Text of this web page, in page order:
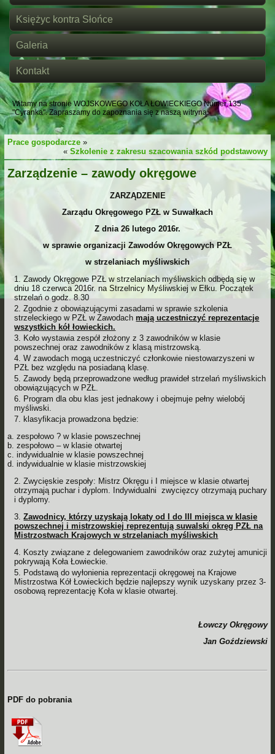
Księżyc kontra Słońce
Galeria
Kontakt
Witamy na stronie WOJSKOWEGO KOŁA ŁOWIECKIEGO Numer 135
"Cyranka". Zapraszamy do zapoznania się z naszą witryną.
Prace gospodarcze »
« Szkolenie z zakresu szacowania szkód podstawowy
Zarządzenie – zawody okręgowe
ZARZĄDZENIE
Zarządu Okręgowego PZŁ w Suwałkach
Z dnia 26 lutego 2016r.
w sprawie organizacji Zawodów Okręgowych PZŁ
w strzelaniach myśliwskich
Zawody Okręgowe PZŁ w strzelaniach myśliwskich odbędą się w
dniu 18 czerwca 2016r. na Strzelnicy Myśliwskiej w Ełku. Początek
strzelań o godz. 8.30
Zgodnie z obowiązującymi zasadami w sprawie szkolenia
strzeleckiego w PZŁ w Zawodachmają uczestniczyć reprezentacje
wszystkich kół łowieckich.
Koło wystawia zespół złożony z 3 zawodników w klasie
powszechnej oraz zawodników z klasą mistrzowską.
W zawodach mogą uczestniczyć członkowie niestowarzyszeni w
PZŁ bez względu na posiadaną klasę.
Zawody będą przeprowadzone według prawideł strzelań myśliwskich
obowiązujących w PZŁ.
Program dla obu klas jest jednakowy i obejmuje pełny wielobój
myśliwski.
klasyfikacja prowadzona będzie:
a. zespołowo ? w klasie powszechnej
b. zespołowo – w klasie otwartej
c. indywidualnie w klasie powszechnej
d. indywidualnie w klasie mistrzowskiej
Zwycięskie zespoły: Mistrz Okręgu i I miejsce w klasie otwartej
otrzymają puchar i dyplom. Indywidualni zwycięzcy otrzymają puchary
i dyplomy.
Zawodnicy, którzy uzyskają lokaty od I do III miejsca w klasie
powszechnej i mistrzowskiej reprezentują suwalski okręg PZŁ na
Mistrzostwach Krajowych w strzelaniach myśliwskich
Koszty związane z delegowaniem zawodników oraz zużytej amunicji
pokrywają Koła Łowieckie.
Podstawą do wyłonienia reprezentacji okręgowej na Krajowe
Mistrzostwa Kół Łowieckich będzie najlepszy wynik uzyskany przez 3-
osobową reprezentację Koła w klasie otwartej.
Łowczy Okręgowy
Jan Goździewski
PDF do pobrania